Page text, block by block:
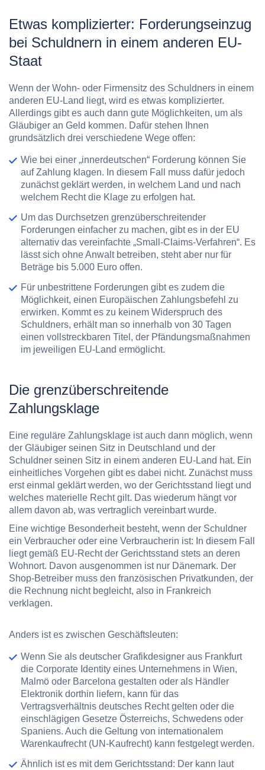
Etwas komplizierter: Forderungseinzug
bei Schuldnern in einem anderen EU-
Staat
Wenn der Wohn- oder Firmensitz des Schuldners in einem
anderen EU-Land liegt, wird es etwas komplizierter.
Allerdings gibt es auch dann gute Möglichkeiten, um als
Gläubiger an Geld kommen. Dafür stehen Ihnen
grundsätzlich drei verschiedene Wege offen:
Wie bei einer „innerdeutschen“ Forderung können Sie
auf Zahlung klagen. In diesem Fall muss dafür jedoch
zunächst geklärt werden, in welchem Land und nach
welchem Recht die Klage zu erfolgen hat.
Um das Durchsetzen grenzüberschreitender
Forderungen einfacher zu machen, gibt es in der EU
alternativ das vereinfachte „Small-Claims-Verfahren“. Es
lässt sich ohne Anwalt betreiben, steht aber nur für
Beträge bis 5.000 Euro offen.
Für unbestrittene Forderungen gibt es zudem die
Möglichkeit, einen Europäischen Zahlungsbefehl zu
erwirken. Kommt es zu keinem Widerspruch des
Schuldners, erhält man so innerhalb von 30 Tagen
einen vollstreckbaren Titel, der Pfändungsmaßnahmen
im jeweiligen EU-Land ermöglicht.
Die grenzüberschreitende
Zahlungsklage
Eine reguläre Zahlungsklage ist auch dann möglich, wenn
der Gläubiger seinen Sitz in Deutschland und der
Schuldner seinen Sitz in einem anderen EU-Land hat. Ein
einheitliches Vorgehen gibt es dabei nicht. Zunächst muss
erst einmal geklärt werden, wo der Gerichtsstand
liegt und
welches materielle Rechtgilt. Das wiederum hängt vor
allem davon ab, was vertraglich vereinbart wurde.
Eine wichtige Besonderheit besteht, wenn der Schuldner
ein Verbraucher oder eine Verbraucherin ist: In diesem Fall
liegt gemäß EU-Recht der Gerichtsstand stets an deren
Wohnort. Davon ausgenommen ist nur Dänemark. Der
Shop-Betreiber muss den französischen Privatkunden, der
die Rechnung nicht begleicht, also in Frankreich
verklagen.
Anders ist es zwischen Geschäftsleuten:
Wenn Sie als deutscher Grafikdesigner aus Frankfurt
die Corporate Identity eines Unternehmens in Wien,
Malmö oder Barcelona gestalten oder als Händler
Elektronik dorthin liefern, kann für das
Vertragsverhältnis deutsches Recht gelten oder die
einschlägigen Gesetze Österreichs, Schwedens oder
Spaniens. Auch die Geltung von internationalem
Warenkaufrecht (UN-Kaufrecht) kann festgelegt werden.
Ähnlich ist es mit dem Gerichtsstand: Der kann laut